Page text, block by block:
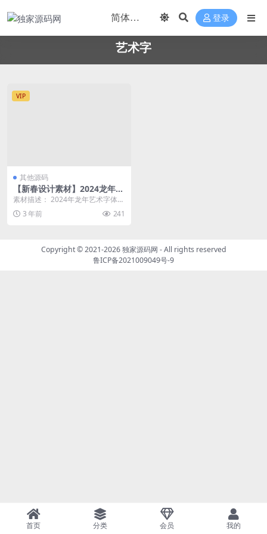
登录
艺术字
VIP
其他源码
【新春设计素材】2024龙年艺
术字源文件，整整60套设计龙
素材描述： 2024年龙年艺术字体源
文件 分享给大家，有需要的设计大
大可以看看 ...
3 年前 241
Copyright © 2021-2026独家源码网 - All rights reserved
鲁ICP备2021009049号-9
首页 分类 会员 我的